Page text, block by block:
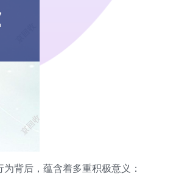
背后，蕴含着多重积极意义：